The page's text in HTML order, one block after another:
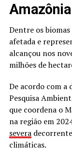
Amazônia
Dentre os
afetada e
alcançou nos
milhões de
De acordo com
Pesquisa
que coordena o
na região em
severadecorrente
climáticas.